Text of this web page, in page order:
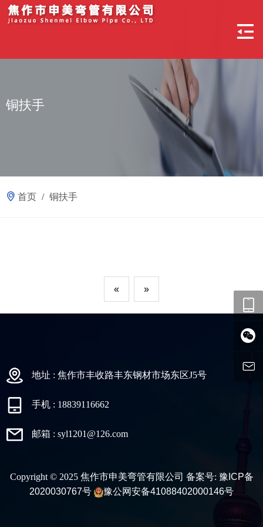
铜扶手
首页 / 铜扶手
« »
地址 : 焦作市丰收路丰东钢材市场东区J5号
手机 : 18839116662
邮箱 : syl1201@126.com
Copyright © 2025 焦作市申美弯管有限公司 备案号: 豫ICP备
2020030767号
豫公网安备41088402000146号